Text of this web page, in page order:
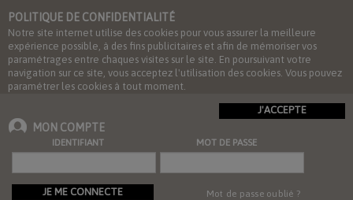
POLITIQUE DE CONFIDENTIALITÉ
Notre site internet utilise des cookies pour vous assurer la meilleure
expérience possible, à des fins publicitaires et afin de mémoriser vos
paramétrages entre chaques visites sur le site. En poursuivant votre
navigation sur ce site, vous acceptez l'utilisation des cookies. Vous pouvez
paramétrer les cookies à tout moment.
J'ACCEPTE
MON COMPTE
IDENTIFIANT MOT DE PASSE
JE ME CONNECTE Mot de passe oublié ?